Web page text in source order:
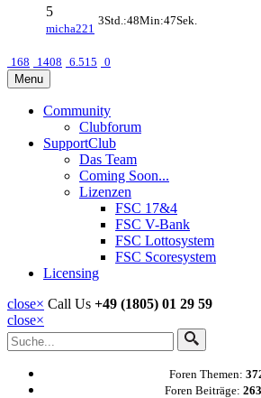
5
micha221
3Std.:48Min:47Sek.
168 1408 6.515 0
Menu
Community
Clubforum
SupportClub
Das Team
Coming Soon...
Lizenzen
FSC 17&4
FSC V-Bank
FSC Lottosystem
FSC Scoresystem
Licensing
close× Call Us +49 (1805) 01 29 59
close×
Foren Themen:
Foren Beiträge: